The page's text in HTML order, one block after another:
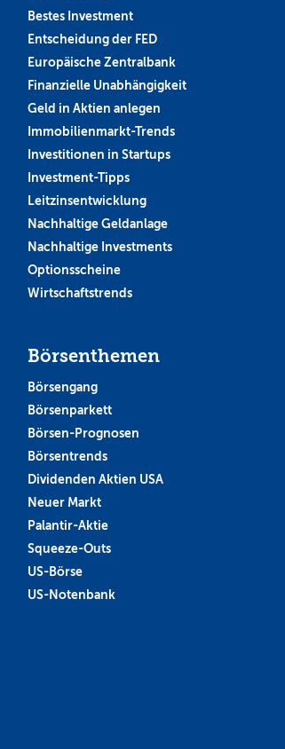
Bestes Investment
Entscheidung der FED
Europäische Zentralbank
Finanzielle Unabhängigkeit
Geld in Aktien anlegen
Immobilienmarkt-Trends
Investitionen in Startups
Investment-Tipps
Leitzinsentwicklung
Nachhaltige Geldanlage
Nachhaltige Investments
Optionsscheine
Wirtschaftstrends
Börsenthemen
Börsengang
Börsenparkett
Börsen-Prognosen
Börsentrends
Dividenden Aktien USA
Neuer Markt
Palantir-Aktie
Squeeze-Outs
US-Börse
US-Notenbank